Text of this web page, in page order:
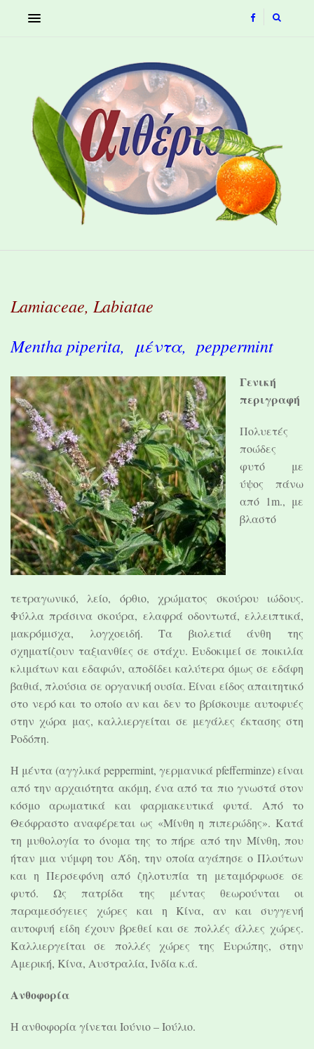
Lamiaceae, Labiatae
Mentha piperita, μέντα, peppermint
Γενική
περιγραφή
Πολυετές
ποώδες
φυτό με
ύψος πάνω
από 1m., με
βλαστό
τετραγωνικό, λείο, όρθιο, χρώματος σκούρου ιώδους.
Φύλλα πράσινα σκούρα, ελαφρά οδοντωτά, ελλειπτικά,
μακρόμισχα, λογχοειδή. Τα βιολετιά άνθη της
σχηματίζουν ταξιανθίες σε στάχυ. Ευδοκιμεί σε ποικιλία
κλιμάτων και εδαφών, αποδίδει καλύτερα όμως σε εδάφη
βαθιά, πλούσια σε οργανική ουσία. Είναι είδος απαιτητικό
στο νερό και το οποίο αν και δεν το βρίσκουμε αυτοφυές
στην χώρα μας, καλλιεργείται σε μεγάλες έκτασης στη
Ροδόπη.
Η μέντα (αγγλικά peppermint, γερμανικά pfefferminze) είναι
από την αρχαιότητα ακόμη, ένα από τα πιο γνωστά στον
κόσμο αρωματικά και φαρμακευτικά φυτά. Από το
Θεόφραστο αναφέρεται ως «Μίνθη η πιπερώδης». Κατά
τη μυθολογία το όνομα της το πήρε από την Μίνθη, που
ήταν μια νύμφη του Άδη, την οποία αγάπησε ο Πλούτων
και η Περσεφόνη από ζηλοτυπία τη μεταμόρφωσε σε
φυτό. Ως πατρίδα της μέντας θεωρούνται οι
παραμεσόγειες χώρες και η Κίνα, αν και συγγενή
αυτοφυή είδη έχουν βρεθεί και σε πολλές άλλες χώρες.
Καλλιεργείται σε πολλές χώρες της Ευρώπης, στην
Αμερική, Κίνα, Αυστραλία, Ινδία κ.ά.
Ανθοφορία
Η ανθοφορία γίνεται Ιούνιο – Ιούλιο.